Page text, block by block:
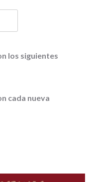
los siguientes
cada nueva